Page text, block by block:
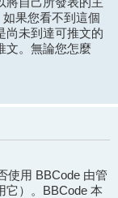
將自己所發表的主
果您看不到這個
尚未到達可推文的
文。無論您怎麼
使用 BBCode 由管
它）。BBCode 本